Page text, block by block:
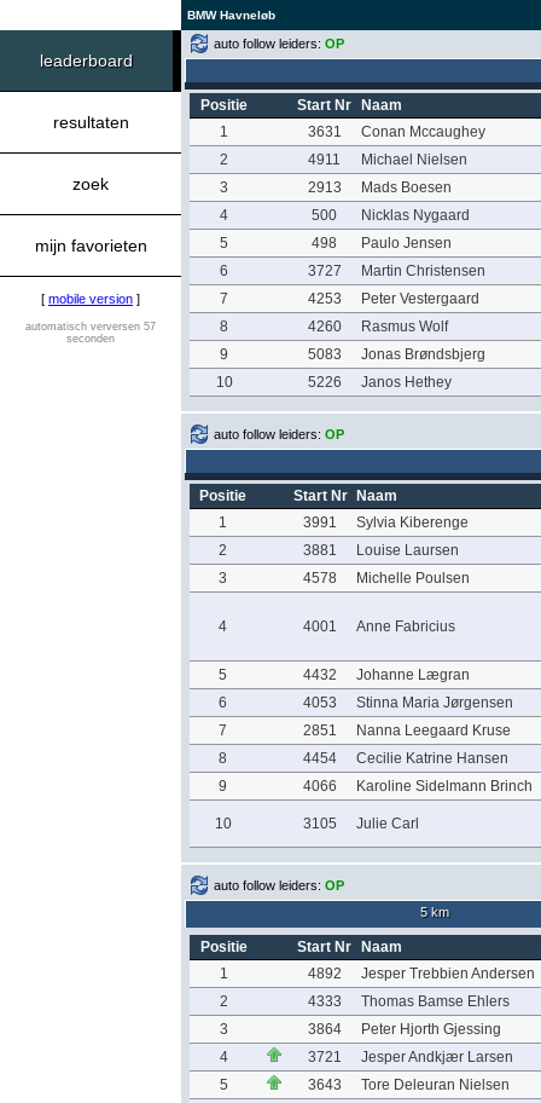
BMW Havneløb
leaderboard
resultaten
zoek
mijn favorieten
[ mobile version ]
automatisch verversen 57
seconden
auto follow leiders: OP
Positie Start Nr
Naam
1
3631
Conan Mccaughey
2
4911
Michael Nielsen
3
2913
Mads Boesen
4
500
Nicklas Nygaard
5
498
Paulo Jensen
6
3727
Martin Christensen
7
4253
Peter Vestergaard
8
4260
Rasmus Wolf
9
5083
Jonas Brøndsbjerg
10
5226 Janos Hethey
auto follow leiders: OP
Positie Start Nr
Naam
1
3991
Sylvia Kiberenge
2
3881
Louise Laursen
3
4578 Michelle Poulsen
4 4001 Anne Fabricius
5 4432
Johanne Lægran
6
4053
Stinna Maria Jørgensen
7
2851
Nanna Leegaard Kruse
8
4454
Cecilie Katrine Hansen
9
4066 Karoline Sidelmann Brinch
10 3105 Julie Carl
auto follow leiders: OP
5 km
Positie Start Nr
Naam
1
4892
Jesper Trebbien Andersen
2
4333
Thomas Bamse Ehlers
3
3864
Peter Hjorth Gjessing
4
3721
Jesper Andkjær Larsen
5
3643
Tore Deleuran Nielsen